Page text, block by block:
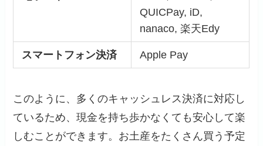
QUICPay, iD,
nanaco, 楽天Edy
スマートフォン決済 Apple Pay
このように、多くのキャッシュレス決済に対応し
ているため、現金を持ち歩かなくても安心して楽
しむことができます。お土産をたくさん買う予定